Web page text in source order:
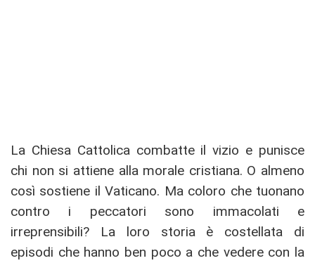
La Chiesa Cattolica combatte il vizio e punisce
chi non si attiene alla morale cristiana. O almeno
così sostiene il Vaticano. Ma coloro che tuonano
contro i peccatori sono immacolati e
irreprensibili? La loro storia è costellata di
episodi che hanno ben poco a che vedere con la